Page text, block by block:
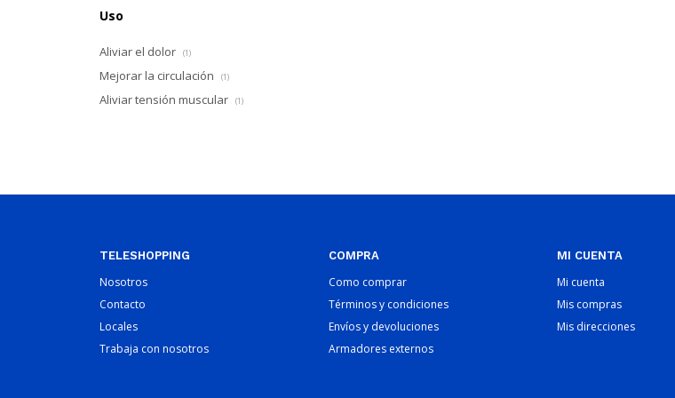
Uso
Aliviar el dolor (1)
Mejorar la circulación (1)
Aliviar tensión muscular (1)
TELESHOPPING
Nosotros
Contacto
Locales
Trabaja con nosotros
COMPRA
Como comprar
Términos y condiciones
Envíos y devoluciones
Armadores externos
MI CUENTA
Mi cuenta
Mis compras
Mis direcciones